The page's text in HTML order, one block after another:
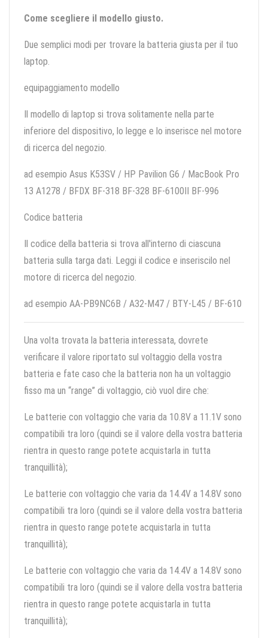
Come scegliere il modello giusto.
Due semplici modi per trovare la batteria giusta per il tuo
laptop.
equipaggiamento modello
Il modello di laptop si trova solitamente nella parte
inferiore del dispositivo, lo legge e lo inserisce nel motore
di ricerca del negozio.
ad esempio Asus K53SV / HP Pavilion G6 / MacBook Pro
13 A1278 / BFDX BF-318 BF-328 BF-6100II BF-996
Codice batteria
Il codice della batteria si trova all'interno di ciascuna
batteria sulla targa dati. Leggi il codice e inseriscilo nel
motore di ricerca del negozio.
ad esempio AA-PB9NC6B / A32-M47 / BTY-L45 / BF-610
Una volta trovata la batteria interessata, dovrete
verificare il valore riportato sul voltaggio della vostra
batteria e fate caso che la batteria non ha un voltaggio
fisso ma un “range” di voltaggio, ciò vuol dire che:
Le batterie con voltaggio che varia da 10.8V a 11.1V sono
compatibili tra loro (quindi se il valore della vostra batteria
rientra in questo range potete acquistarla in tutta
tranquillità);
Le batterie con voltaggio che varia da 14.4V a 14.8V sono
compatibili tra loro (quindi se il valore della vostra batteria
rientra in questo range potete acquistarla in tutta
tranquillità);
Le batterie con voltaggio che varia da 14.4V a 14.8V sono
compatibili tra loro (quindi se il valore della vostra batteria
rientra in questo range potete acquistarla in tutta
tranquillità);